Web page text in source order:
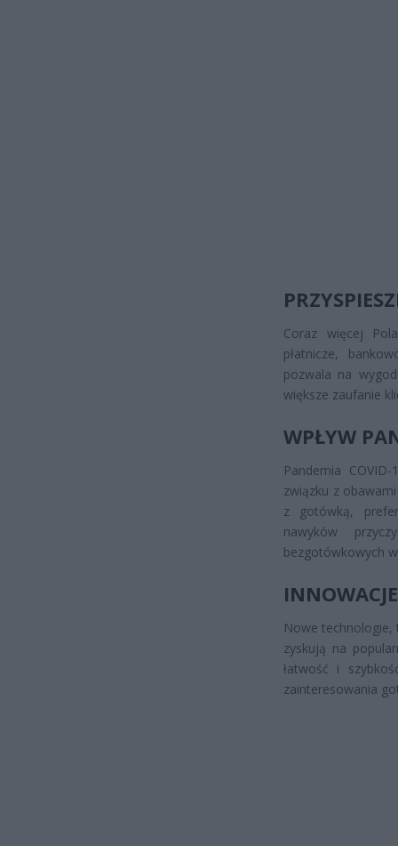
Coraz więcej
płatnicze,
pozwala na
większe zaufanie
WPŁYW
Pandemia
związku z
z gotówką,
nawyków
bezgotówkowych
Nowe technologie,
zyskują na
łatwość i
zainteresowania